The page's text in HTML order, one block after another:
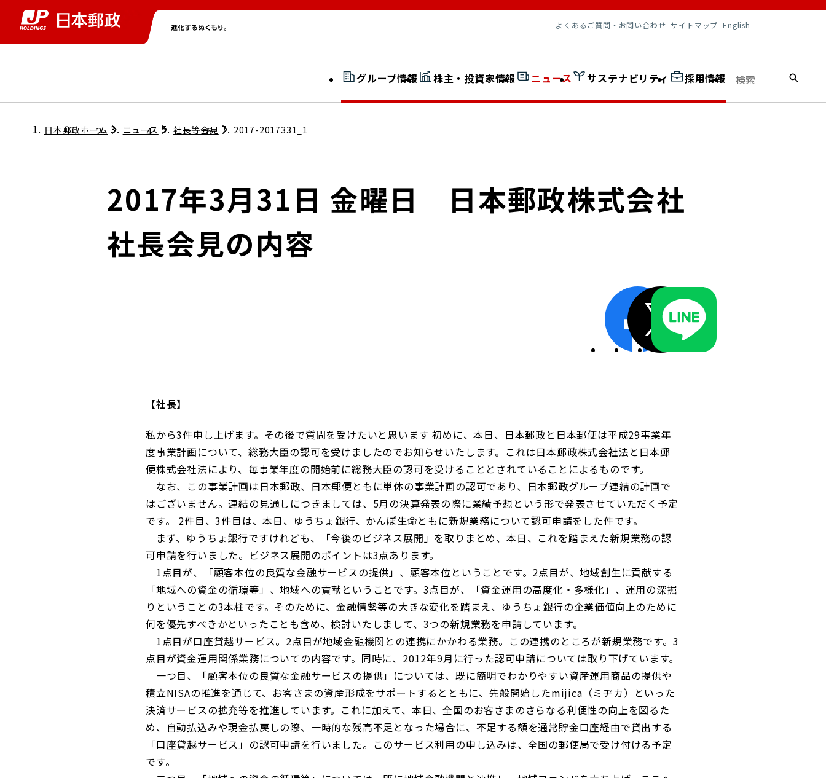
よくあるご質問・お問い合わせ サイトマップ English
グループ情報
グループ情報トップ 社長室通信
JP 改革実行委員会
広告ギャラリー
株主・投資家情報
株主・投資家情報トップ
個人投資家のみなさまへ
ディスクロージャーポリシー／適時開示体制
ニュース
ニューストップ
サステナビリティ
サステナビリティトップ
担当役員メッセージ
サステナビリティマネジメント
開示情報検索
採用情報
採用情報トップ
日本郵政ホーム ニュース 社長等会見 2017-2017331_1
2017年3月31日 金曜日 日本郵政株式会社
社長会見の内容
社長
私から3件申し上げます。その後で質問を受けたいと思います 初めに、本日、日本郵政と日本郵便は平成29事業年
度事業計画について、総務大臣の認可を受けましたのでお知らせいたします。これは日本郵政株式会社法と日本郵
便株式会社法により、毎事業年度の開始前に総務大臣の認可を受けることとされていることによるものです。
なお、この事業計画は日本郵政、日本郵便ともに単体の事業計画の認可であり、日本郵政グループ連結の計画で
はございません。連結の見通しにつきましては、5月の決算発表の際に業績予想という形で発表させていただく予定
です。 2件目、3件目は、本日、ゆうちょ銀行、かんぽ生命ともに新規業務について認可申請をした件です。
まず、ゆうちょ銀行ですけれども、「今後のビジネス展開」を取りまとめ、本日、これを踏まえた新規業務の認
可申請を行いました。ビジネス展開のポイントは3点あります。
1点目が、「顧客本位の良質な金融サービスの提供」、顧客本位ということです。2点目が、地域創生に貢献する
「地域への資金の循環等」、地域への貢献ということです。3点目が、「資金運用の高度化・多様化」、運用の深掘
りということの3本柱です。そのために、金融情勢等の大きな変化を踏まえ、ゆうちょ銀行の企業価値向上のために
何を優先すべきかといったことも含め、検討いたしまして、3つの新規業務を申請しています。
1点目が口座貸越サービス。2点目が地域金融機関との連携にかかわる業務。この連携のところが新規業務です。3
点目が資金運用関係業務についての内容です。同時に、2012年9月に行った認可申請については取り下げています。
一つ目、「顧客本位の良質な金融サービスの提供」については、既に簡明でわかりやすい資産運用商品の提供や
積立NISAの推進を通じて、お客さまの資産形成をサポートするとともに、先般開始したmijica（ミヂカ）といった
決済サービスの拡充等を推進しています。これに加えて、本日、全国のお客さまのさらなる利便性の向上を図るた
め、自動払込みや現金払戻しの際、一時的な残高不足となった場合に、不足する額を通常貯金口座経由で貸出する
「口座貸越サービス」の認可申請を行いました。このサービス利用の申し込みは、全国の郵便局で受け付ける予定
です。